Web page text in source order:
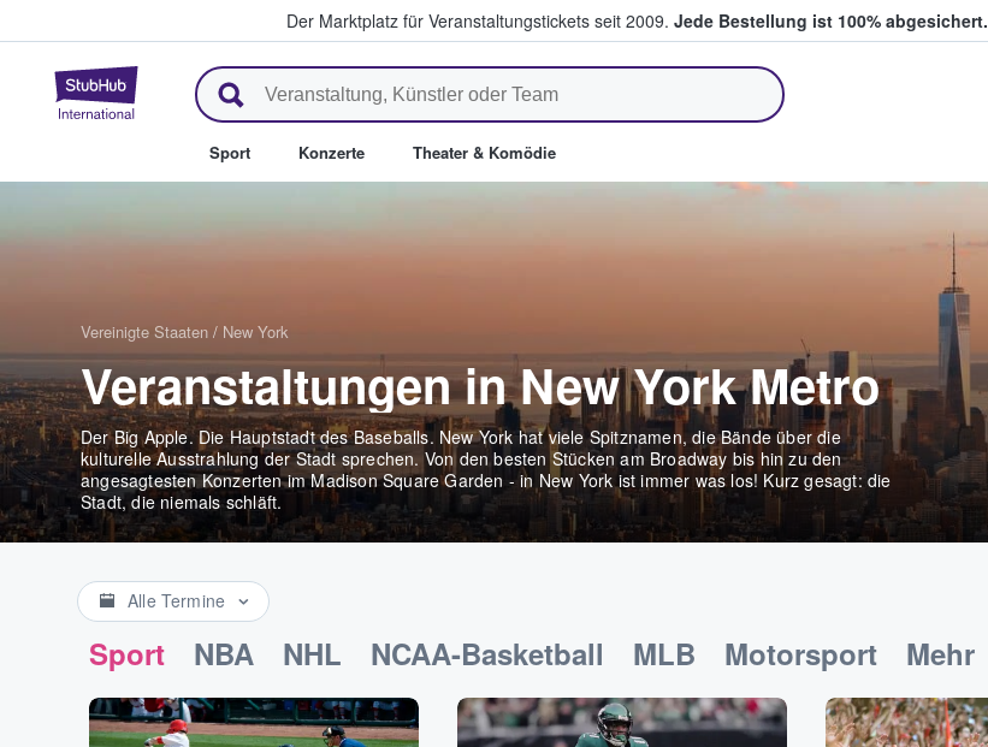
Der Marktplatz für Veranstaltungstickets seit 2009. Jede Bestellung ist 100% abgesichert.
StubHub - Wo Fans Tickets kaufen & verkaufen
Sport Konzerte Theater & Komödie
Vereinigte Staaten / New York
Veranstaltungen in New York Metro
Der Big Apple. Die Hauptstadt des Baseballs. New York hat viele Spitznamen, die Bände über die
kulturelle Ausstrahlung der Stadt sprechen. Von den besten Stücken am Broadway bis hin zu den
angesagtesten Konzerten im Madison Square Garden - in New York ist immer was los! Kurz gesagt: die
Stadt, die niemals schläft.
Alle Termine
Sport NBA NHL NCAA-Basketball MLB Motorsport Mehr